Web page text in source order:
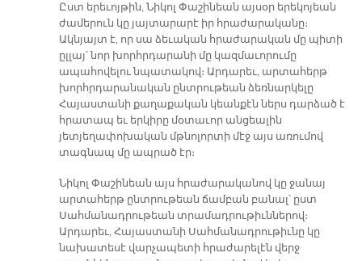
Ըստ երեւոյթին, Նիկոլ Փաշինեան այսօր երեկոյեան
ժամերուն կը յայտարարէ իր հրաժարականը։
Ակնյայտ է, որ սա ձեւական հրաժարական մը պիտի
ըլլայ՝ նոր խորհրդարանի մը կազմաւորումը
ապահովելու նպատակով։ Արդարեւ, արտահերթ
խորհրդարանական ընտրութեան ձեռնարկելը
Հայաստանի քաղաքական կեանքէն ներս դարձած է
հրատապ եւ երկիրը մօտաւոր անցեալին
յետյեղափոխական մթնոլորտի մէջ այս առումով
տագնապ մը ապրած էր։
Նիկոլ Փաշինեան այս հրաժարականով կը ջանայ
արտահերթ ընտրութեան ճամբան բանալ՝ ըստ
Սահմանադրութեան տրամադրութիւններով։
Արդարեւ, Հայաստանի Սահմանադրութիւնը կը
նախատեսէ վարչապետի հրաժարելէն վերջ